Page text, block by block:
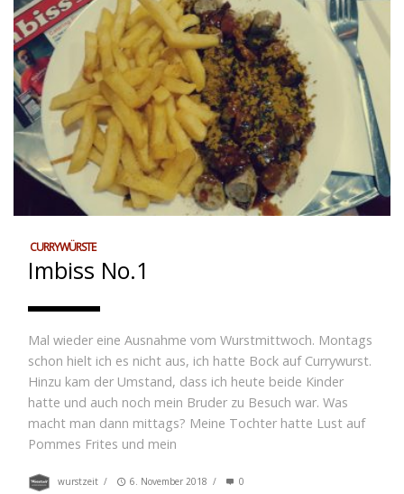
CURRYWÜRSTE
Imbiss No.1
Mal wieder eine Ausnahme vom Wurstmittwoch. Montags
schon hielt ich es nicht aus, ich hatte Bock auf Currywurst.
Hinzu kam der Umstand, dass ich heute beide Kinder
hatte und auch noch mein Bruder zu Besuch war. Was
macht man dann mittags? Meine Tochter hatte Lust auf
Pommes Frites und mein
wurstzeit / 6. November 2018 / 0